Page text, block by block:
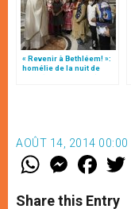
« Revenir à Bethléem! »:
homélie de la nuit de
Noël (texte complet)
AOÛT 14, 2014 00:00
W
t
M
e
s
F
a
e
Share this Entry